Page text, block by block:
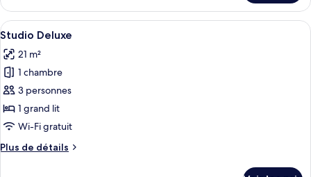
chambre,
vue
ville
le
type
de
Appartement
Deluxe,
chambre,
vue
ville
Afficher
toutes
les
photos
pour
ce
type
chambre :
Une chambre moderne avec un mur
8
Studio Deluxe
21 m²
1 chambre
3 personnes
1 grand lit
Wi-Fi gratuit
Plus de détails
Plus